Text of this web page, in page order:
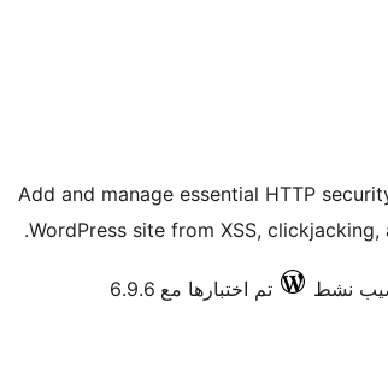
Add and manage essential HTTP
WordPress site from XSS,
تم اختبارها مع 6.9.6